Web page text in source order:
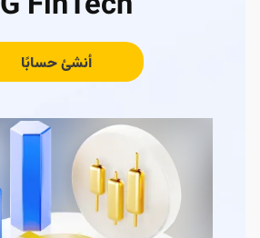
أنشئ حسابًا